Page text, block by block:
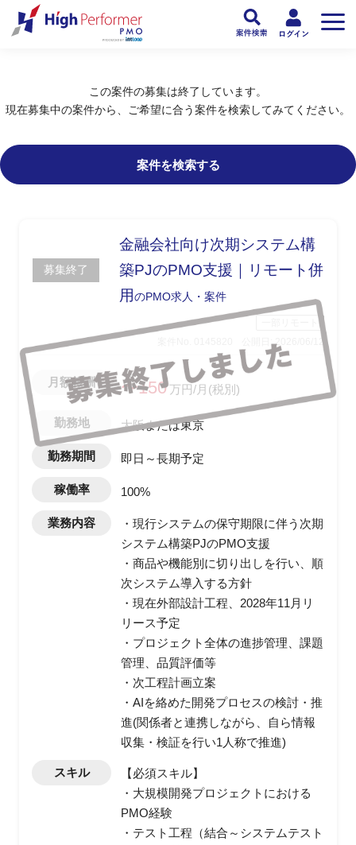
この案件の募集は終了しています。
現在募集中の案件から、ご希望に合う案件を検索してみてください。
案件を検索する
募集終了
金融会社向け次期システム構
築PJのPMO支援｜リモート併
用のPMO求人・案件
公開日: 2026/06/12
月額報酬 〜150万円/月(税別)
勤務地 大阪または東京
勤務期間 即日～長期予定
稼働率 100%
業務内容
・現行システムの保守期限に伴う次期
システム構築PJのPMO支援
・商品や機能別に切り出しを行い、順
次システム導入する方針
・現在外部設計工程、2028年11月リ
リース予定
・プロジェクト全体の進捗管理、課題
管理、品質評価等
・次工程計画立案
・AIを絡めた開発プロセスの検討・推
進(関係者と連携しながら、自ら情報
収集・検証を行い1人称で推進)
スキル
【必須スキル】
・大規模開発プロジェクトにおける
PMO経験
・テスト工程（結合～システムテスト